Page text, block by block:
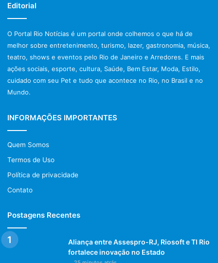
Editorial
O Portal Rio Notícias é um portal onde colhemos o que há de
melhor sobre entretenimento, turismo, lazer, gastronomia, música,
teatro, shows e eventos pelo Rio de Janeiro e Arredores. E mais
ações sociais, esporte, cultura, Saúde, Bem Estar, Moda, Estilo,
cuidado com seu Pet e tudo que acontece no Rio, no Brasil e no
Mundo.
INFORMAÇÕES IMPORTANTES
Quem Somos
Termos de Uso
Política de privacidade
Contato
Postagens Recentes
Aliança entre Assespro-RJ, Riosoft e TI Rio
fortalece inovação no Estado